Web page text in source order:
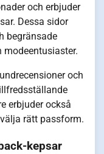
och erbjuder
Dessa sidor
begränsade
och
erbjuder också
rätt passform.
kepsar